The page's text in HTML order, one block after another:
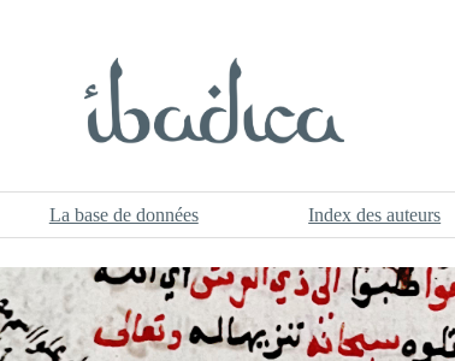
La base de données Index des auteurs